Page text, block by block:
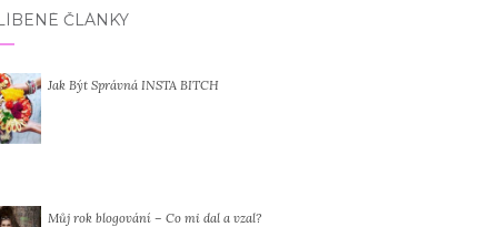
ČLÁNKY
Jak Být Správná INSTA BITCH
Můj rok blogování – Co mi dal a vzal?